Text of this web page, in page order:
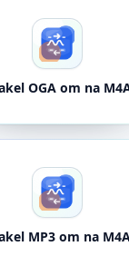
OGA om na
MP3 om na